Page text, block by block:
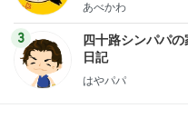
あべかわ
3
四十路シンパパの
日記
はやパパ